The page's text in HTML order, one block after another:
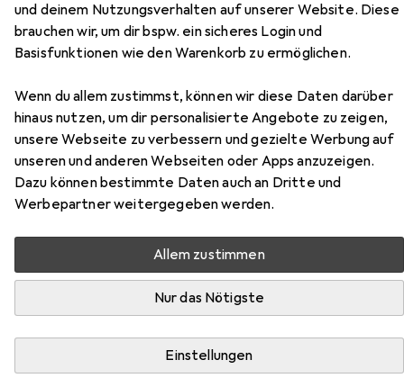
und deinem Nutzungsverhalten auf unserer Website. Diese
brauchen wir, um dir bspw. ein sicheres Login und
Basisfunktionen wie den Warenkorb zu ermöglichen.
Wenn du allem zustimmst, können wir diese Daten darüber
hinaus nutzen, um dir personalisierte Angebote zu zeigen,
unsere Webseite zu verbessern und gezielte Werbung auf
unseren und anderen Webseiten oder Apps anzuzeigen.
Dazu können bestimmte Daten auch an Dritte und
Werbepartner weitergegeben werden.
Allem zustimmen
Nur das Nötigste
Einstellungen
Zubehör für Safety Jogger
Adventure Santiago
Hier findest du passendes Zubehör zum Produkt Safety
Jogger Adventure Santiago aus der Kategorie
Schuhlöffel.
Relevanz
EUR
9,73 bei 2 Stück